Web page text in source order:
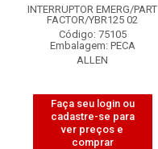
INTERRUPTOR EMERG/PART
FACTOR/YBR125 02
Código: 75105
Embalagem: PECA
ALLEN
Faça seu login ou
cadastre-se para
ver preços e
comprar